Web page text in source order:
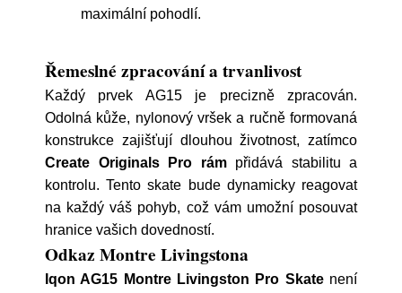
maximální pohodlí.
Řemeslné zpracování a trvanlivost
Každý prvek AG15 je precizně zpracován.
Odolná kůže, nylonový vršek a ručně formovaná
konstrukce zajišťují dlouhou životnost, zatímco
Create Originals Pro rámpřidává stabilitu a
kontrolu. Tento skate bude dynamicky reagovat
na každý váš pohyb, což vám umožní posouvat
hranice vašich dovedností.
Odkaz Montre Livingstona
Iqon AG15 Montre Livingston Pro Skatenení